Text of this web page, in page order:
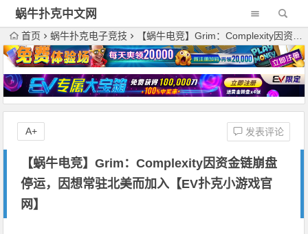
蜗牛扑克中文网
首页 蜗牛扑克电子竞技 【蜗牛电竞】Grim：Complexity因资金链崩盘停运，因想常驻北美而加入【EV扑克小游戏官网】
【蜗牛电竞】Grim：Complexity因资金链崩盘
停运，因想常驻北美而加入【EV扑克小游戏官
网】
发表评论
A+